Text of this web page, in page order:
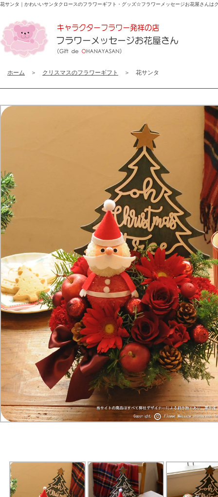
花サンタ｜かわいいサンタクロースのフラワーギフト・グッズ☆フラワーメッセージお花屋さんは
ホーム ＞ クリスマスのフラワーギフト ＞ 花サンタ